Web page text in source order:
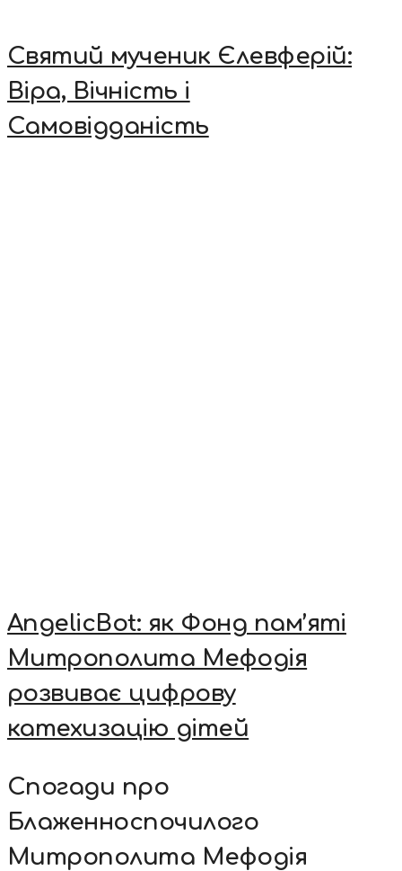
Святий мученик Єлевферій:
Віра, Вічність і
Самовідданість
AngelicBot: як Фонд пам’яті
Митрополита Мефодія
розвиває цифрову
катехизацію дітей
Спогади про
Блаженноспочилого
Митрополита Мефодія